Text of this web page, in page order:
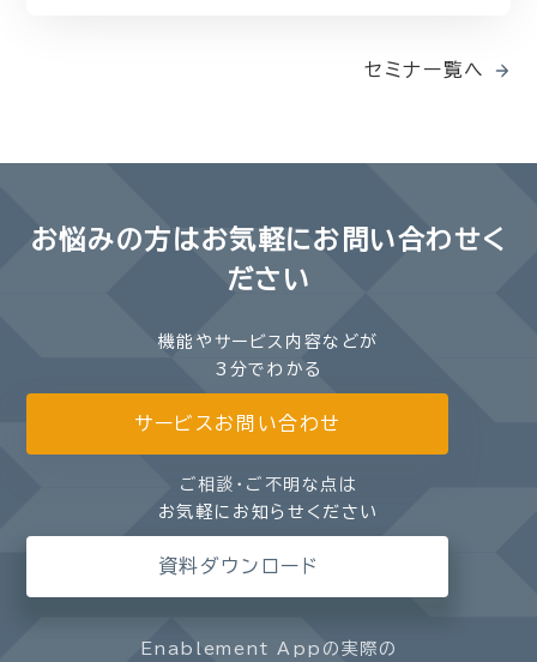
セミナー覧へ
お悩みの方はお気軽にお問い合わせく
ださい
機能やサービス内容などが
3分でわかる
サービスお問い合わせ
ご相談・ご不明な点は
お気軽にお知らせください
資料ダウンロード
Enablement Appの実際の